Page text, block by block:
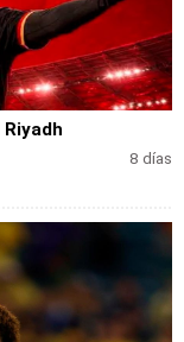
8 días